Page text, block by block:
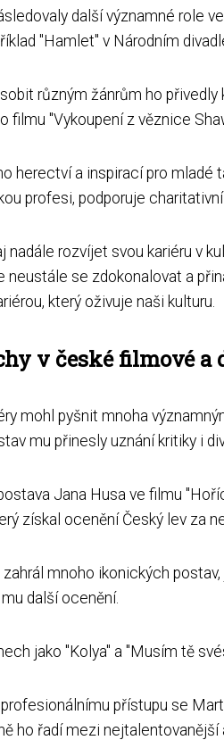
další významné role
"Hamlet" v Národním
různým žánrům ho přivedly
filmu "Vykoupení z věznice
herectví a inspirací pro
profesi, podporuje
rozvíjet svou kariéru v
se zdokonalovat a
který oživuje naši kulturu.
v české filmové a
mohl pyšnit mnoha
mu přinesly uznání kritiky i
Jana Husa ve filmu
získal ocenění Český lev za
mnoho ikonických
další ocenění.
jako "Kolya" a "Musím tě
přístupu se
ho řadí mezi